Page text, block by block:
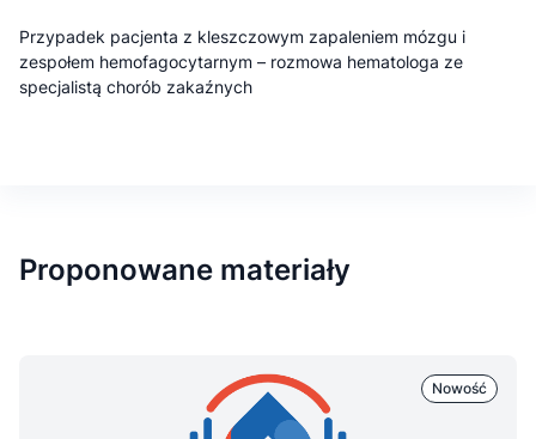
Przypadek pacjenta z kleszczowym zapaleniem mózgu i
zespołem hemofagocytarnym – rozmowa hematologa ze
specjalistą chorób zakaźnych
Proponowane materiały
Nowość